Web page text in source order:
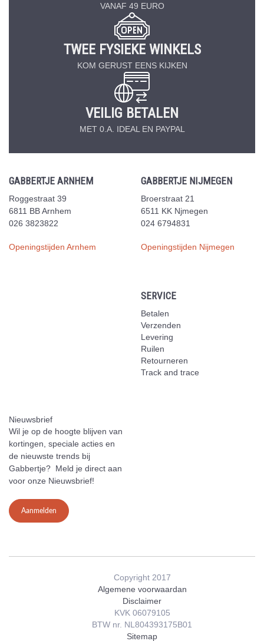
VANAF 49 EURO
TWEE FYSIEKE WINKELS
KOM GERUST EENS KIJKEN
VEILIG BETALEN
MET 0.A. IDEAL EN PAYPAL
GABBERTJE ARNHEM
Roggestraat 39
6811 BB Arnhem
026 3823822
Openingstijden Arnhem
GABBERTJE NIJMEGEN
Broerstraat 21
6511 KK Njmegen
024 6794831
Openingstijden Nijmegen
SERVICE
Betalen
Verzenden
Levering
Ruilen
Retourneren
Track and trace
Nieuwsbrief
Wil je op de hoogte blijven van
kortingen, speciale acties en
de nieuwste trends bij
Gabbertje? Meld je direct aan
voor onze Nieuwsbrief!
Aanmelden
Copyright 2017
Algemene voorwaardan
Disclaimer
KVK 06079105
BTW nr. NL804393175B01
Sitemap